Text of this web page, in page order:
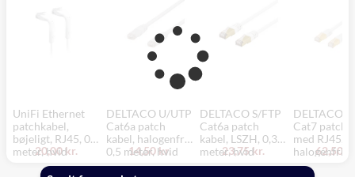
UniFi Ethernet
patchkabel,
bøjeligt, RJ45, 0,1
meter, hvid
20,00 kr.
DELTACO U/UTP
Cat6a patch
kabel, halogenfri,
0,5 meter, hvid
14,50 kr.
DELTACO S/FTP
Cat6a patch
kabel, LSZH, 0,3
meter, hvid
23,75 kr.
DELTACO
Cat7 patch
med RJ45,
halogenfri, 3
meter, hvid
62,50